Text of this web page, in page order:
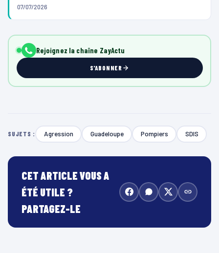
07/07/2026
Rejoignez la chaîne ZayActu
S'ABONNER
SUJETS : Agression Guadeloupe Pompiers SDIS
CET ARTICLE VOUS A
ÉTÉ UTILE ?
PARTAGEZ-LE